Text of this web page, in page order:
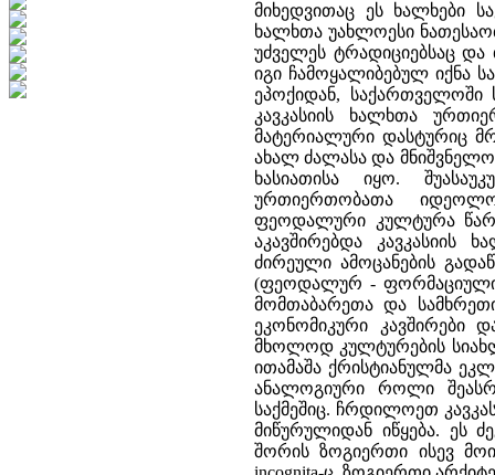
მიხედვითაც ეს ხალხები
ხალხთა უახლოესი
უძველეს ტრადიციებსაც
იგი ჩამოყალიბებულ იქნა
ეპოქიდან,
კავკასიის ხალხთა
მატერიალური დასტურიც
ახალ ძალასა და
ხასიათისა იყო.
ურთიერთობათა
ფეოდალური კულტურა
აკავშირებდა კავკასიის
ძირეული ამოცანების
(ფეოდალურ - ფორმაციული
მომთაბარეთა და
ეკონომიკური კავშირები
მხოლოდ კულტურების
ითამაშა ქრისტიანულმა
ანალოგიური როლი
საქმეშიც. ჩრდილოეთ
მიწურულიდან იწყება. ეს
შორის ზოგიერთი ისევ